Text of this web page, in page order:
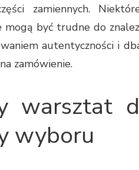
zamiennych.
być trudne do
autentyczności i
zamówienie.
warsztat
wyboru